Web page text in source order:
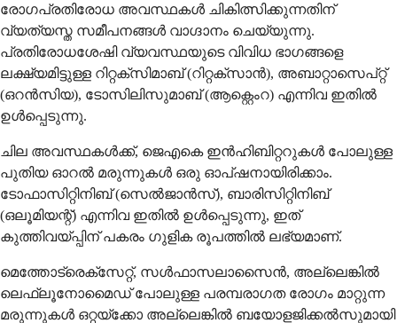
രോഗപ്രതിരോധ അവസ്ഥകൾ ചികിത്സിക്കുന്നതിന്
വ്യത്യസ്ത സമീപനങ്ങൾ വാഗ്ദാനം ചെയ്യുന്നു.
പ്രതിരോധശേഷി വ്യവസ്ഥയുടെ വിവിധ ഭാഗങ്ങളെ
ലക്ഷ്യമിട്ടുള്ള റിറ്റക്സിമാബ് (റിറ്റക്സാൻ), അബാറ്റാസെപ്റ്റ്
(ഒറൻസിയ), ടോസിലിസുമാബ് (ആക്റ്റെംറ) എന്നിവ ഇതിൽ
ഉൾപ്പെടുന്നു.
ചില അവസ്ഥകൾക്ക്, ജെഎകെ ഇൻഹിബിറ്ററുകൾ പോലുള്ള
പുതിയ ഓറൽ മരുന്നുകൾ ഒരു ഓപ്ഷനായിരിക്കാം.
ടോഫാസിറ്റിനിബ് (സെൽ‌ജാൻസ്), ബാരിസിറ്റിനിബ്
(ഒലൂമിയന്റ്) എന്നിവ ഇതിൽ ഉൾപ്പെടുന്നു, ഇത്
കുത്തിവയ്പ്പിന് പകരം ഗുളിക രൂപത്തിൽ ലഭ്യമാണ്.
മെത്തോട്രെക്സേറ്റ്, സൾഫാസലാസൈൻ, അല്ലെങ്കിൽ
ലെഫ്ലൂനോമൈഡ് പോലുള്ള പരമ്പരാഗത രോഗം മാറ്റുന്ന
മരുന്നുകൾ ഒറ്റയ്‌ക്കോ അല്ലെങ്കിൽ ബയോളജിക്കൽസുമായി